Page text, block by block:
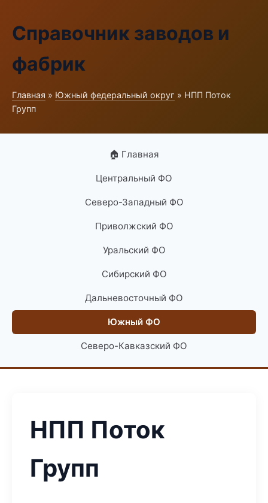
Справочник заводов и
фабрик
Главная » Южный федеральный округ » НПП Поток
Групп
🏠 Главная
Центральный ФО
Северо-Западный ФО
Приволжский ФО
Уральский ФО
Сибирский ФО
Дальневосточный ФО
Южный ФО
Северо-Кавказский ФО
НПП Поток
Групп